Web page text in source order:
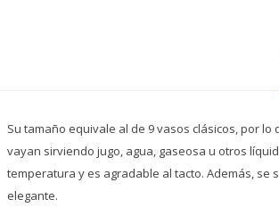
Su tamaño equivale al de 9 vasos clásicos, por
vayan sirviendo jugo, agua, gaseosa u otros
temperatura y es agradable al tacto. Además,
elegante.